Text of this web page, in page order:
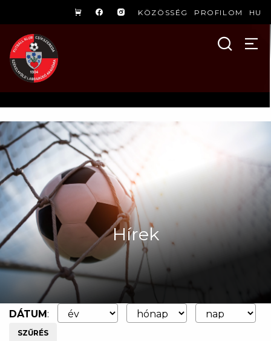
KÖZÖSSÉG PROFILOM HU
Hírek
DÁTUM:
SZŰRÉS